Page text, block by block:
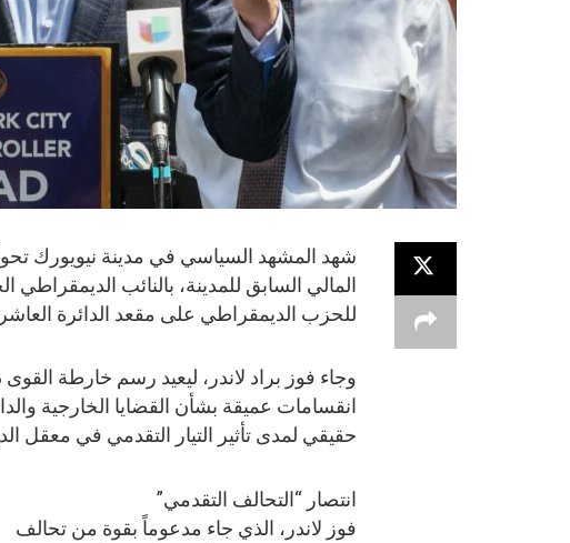
شهد المشهد السياسي في مدينة نيويورك
المالي السابق للمدينة، بالنائب الديمقراطي
للحزب الديمقراطي على مقعد الدائرة
وجاء فوز براد لاندر، ليعيد رسم خارطة
انقسامات عميقة بشأن القضايا الخارجية
حقيقي لمدى تأثير التيار التقدمي في معقل
انتصار “التحالف التقدمي”
فوز لاندر، الذي جاء مدعوماً بقوة من تحالف